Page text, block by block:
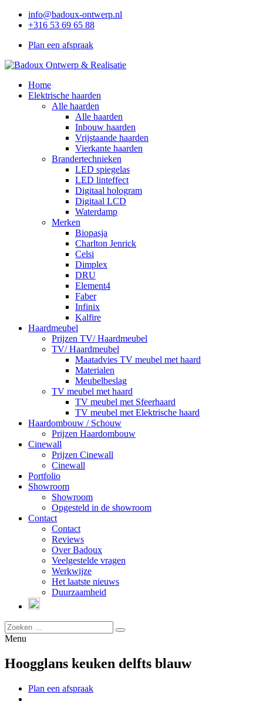
info@badoux-ontwerp.nl
+316 53 69 65 88
Plan een afspraak
Home
Elektrische haarden
Alle haarden
Alle haarden
Inbouw haarden
Vrijstaande haarden
Vierkante haarden
Brandertechnieken
LED spiegelas
LED linteffect
Digitaal hologram
Digitaal LCD
Waterdamp
Merken
Biopasja
Charlton Jenrick
Celsi
Dimplex
DRU
Element4
Faber
Infinix
Kalfire
Haardmeubel
Prijzen TV/ Haardmeubel
TV/ Haardmeubel
Maatadvies TV meubel met haard
Materialen
Meubelbeslag
TV meubel met haard
TV meubel met Sfeerhaard
TV meubel met Elektrische haard
Haardombouw / Schouw
Prijzen Haardombouw
Cinewall
Prijzen Cinewall
Cinewall
Portfolio
Showroom
Showroom
Opgesteld in de showroom
Contact
Contact
Reviews
Over Badoux
Veelgestelde vragen
Werkwijze
Het laatste nieuws
Duurzaamheid
Menu
Hoogglans keuken delfts blauw
Plan een afspraak